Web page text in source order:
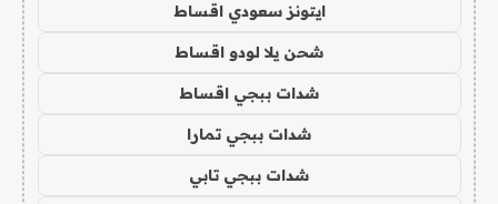
ايتونز سعودي اقساط
شحن يلا لودو اقساط
شدات ببجي اقساط
شدات ببجي تمارا
شدات ببجي تابي